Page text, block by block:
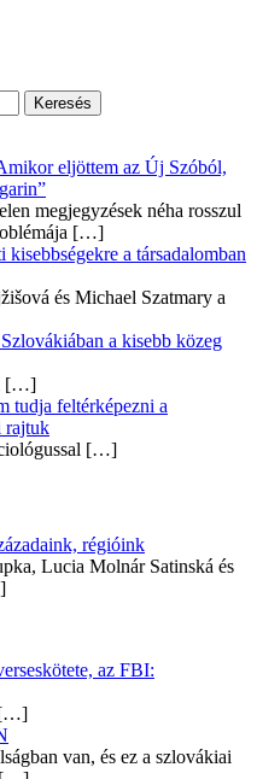
eljöttem az Új Szóból,
megjegyzések néha rosszul
[…]
a társadalomban
és Michael Szatmary a
a kisebb közeg
[…]
tudja feltérképezni a
rajtuk
[…]
régióink
Lucia Molnár Satinská és
az FBI:
van, és ez a szlovákiai